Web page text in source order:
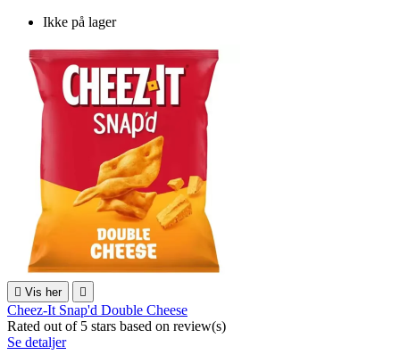
Ikke på lager
 Vis her 
Cheez-It Snap'd Double Cheese
Rated out of 5 stars based on review(s)
Se detaljer